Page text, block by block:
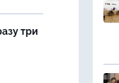
три